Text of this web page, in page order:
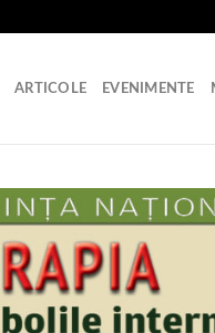
ARTICOLE EVENIMENTE